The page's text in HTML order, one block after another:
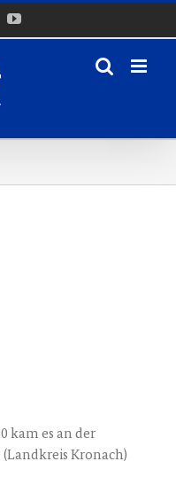
YouTube
kam es an der
Kronach)